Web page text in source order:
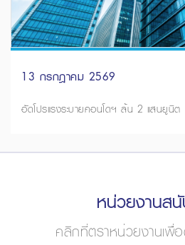
13 กรกฎาคม 2569
อัดโปรแรงระบายคอนโดฯ ล้น 2 แสนยูนิต
หน่วยงานส
คลิกที่ตราหน่วยงานเพื่